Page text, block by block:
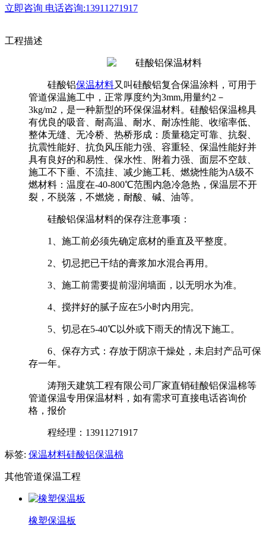
立即咨询 电话咨询:13911271917
工程描述
硅酸铝保温材料又叫硅酸铝复合保温涂料，可用于
管道保温施工中，正常厚度约为3mm,用量约2－
3kg/m2，是一种新型的环保保温材料。硅酸铝保温棉具
有优良的吸音、耐高温、耐水、耐冻性能、收缩率低、
整体无缝、无冷桥、热桥形成：质量稳定可靠、抗裂、
抗震性能好、抗负风压能力强、容重轻、保温性能好并
具有良好的和易性、保水性、附着力强、面层不空鼓、
施工不下垂、不流挂、减少施工耗、燃烧性能为A级不
燃材料：温度在-40-800℃范围内急冷急热，保温层不开
裂，不脱落，不燃烧，耐酸、碱、油等。
硅酸铝保温材料的保存注意事项：
1、施工前必须先确定底材的垂直及平整度。
2、切忌把已干结的膏浆加水混合再用。
3、施工前需要提前湿润墙面，以无明水为准。
4、搅拌好的腻子应在5小时内用完。
5、切忌在5-40℃以外或下雨天的情况下施工。
6、保存方式：存放于阴凉干燥处，未启封产品可保
存一年。
涛翔天建筑工程有限公司厂家直销硅酸铝保温棉等
管道保温专用保温材料，如有需求可直接电话咨询价
格，报价
程经理：13911271917
标签: 保温材料硅酸铝保温棉
其他管道保温工程
橡塑保温板